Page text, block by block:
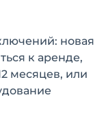
новая
к аренде,
месяцев, или